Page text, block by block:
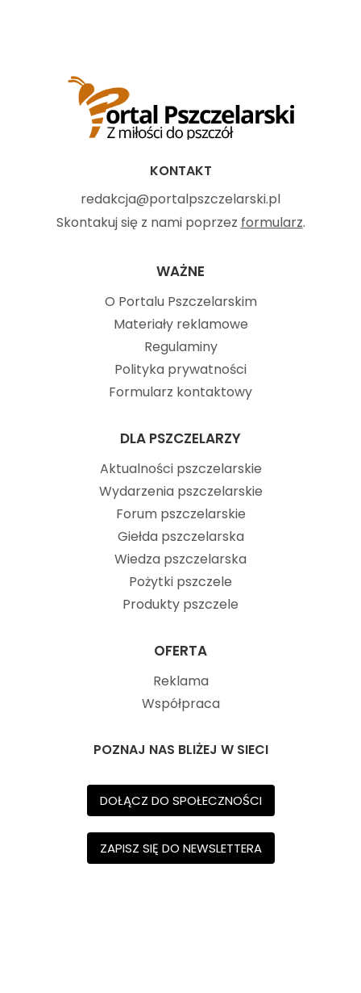
KONTAKT
redakcja@portalpszczelarski.pl
Skontakuj się z nami poprzez formularz.
WAŻNE
O Portalu Pszczelarskim
Materiały reklamowe
Regulaminy
Polityka prywatności
Formularz kontaktowy
DLA PSZCZELARZY
Aktualności pszczelarskie
Wydarzenia pszczelarskie
Forum pszczelarskie
Giełda pszczelarska
Wiedza pszczelarska
Pożytki pszczele
Produkty pszczele
OFERTA
Reklama
Współpraca
POZNAJ NAS BLIŻEJ W SIECI
DOŁĄCZ DO SPOŁECZNOŚCI
ZAPISZ SIĘ DO NEWSLETTERA